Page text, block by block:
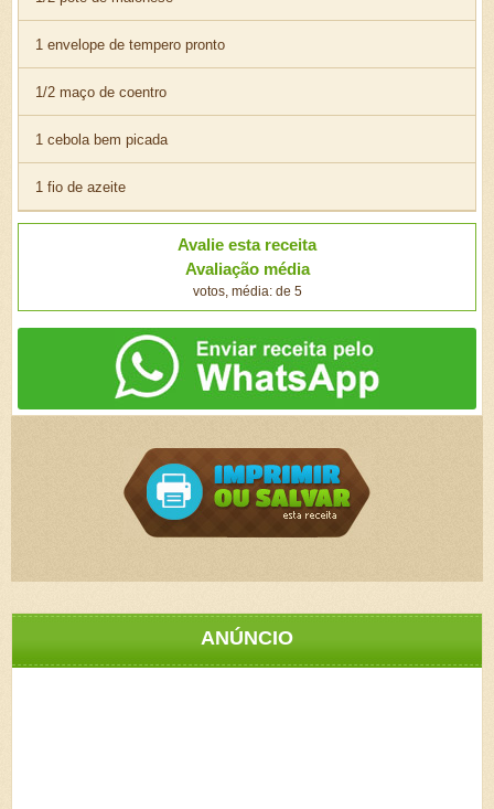
1 envelope de tempero pronto
1/2 maço de coentro
1 cebola bem picada
1 fio de azeite
Avalie esta receita
Avaliação média
votos, média: de 5
ANÚNCIO